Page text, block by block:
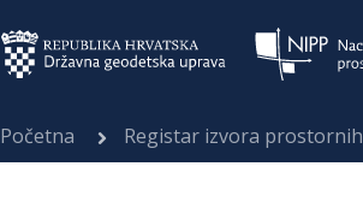
Početna Registar izvora